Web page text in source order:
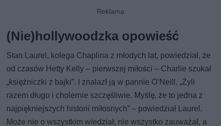
(Nie)hollywoodzka opowieść
Stan Laurel, kolega Chaplina z młodych lat, powiedział, że
od czasów Hetty Kelly – pierwszej miłości – Charlie szukał
„księżniczki z bajki”. I znalazł ją w pannie O’Neill. „Żyli
razem długo i cholernie szczęśliwie. Myślę, że to jedna z
najpiękniejszych historii miłosnych” – powiedział Laurel.
Może nie o wszystkim wiedział, nie wszystko zauważał, a